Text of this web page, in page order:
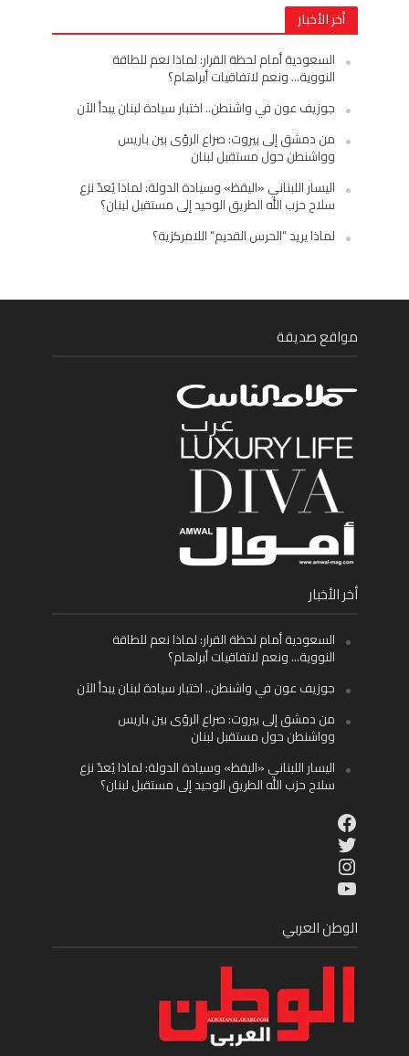
أخر الأخبار
السعودية أمام لحظة القرار: لماذا نعم للطاقة
النووية… ونعم لاتفاقيات أبراهام؟
جوزيف عون في واشنطن.. اختبار سيادة لبنان يبدأ الآن
من دمشق إلى بيروت: صراع الرؤى بين باريس
وواشنطن حول مستقبل لبنان
اليسار اللبناني «اليقظ» وسيادة الدولة: لماذا يُعدّ نزع
سلاح حزب الله الطريق الوحيد إلى مستقبل لبنان؟
لماذا يريد “الحرس القديم” اللامركزية؟
مواقع صديقة
أخر الأخبار
السعودية أمام لحظة القرار: لماذا نعم للطاقة
النووية… ونعم لاتفاقيات أبراهام؟
جوزيف عون في واشنطن.. اختبار سيادة لبنان يبدأ الآن
من دمشق إلى بيروت: صراع الرؤى بين باريس
وواشنطن حول مستقبل لبنان
اليسار اللبناني «اليقظ» وسيادة الدولة: لماذا يُعدّ نزع
سلاح حزب الله الطريق الوحيد إلى مستقبل لبنان؟
Facebook
Twitter
Instagram
YouTube
الوطن العربي